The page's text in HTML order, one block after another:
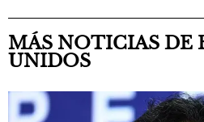
MÁS NOTICIAS DE
UNIDOS